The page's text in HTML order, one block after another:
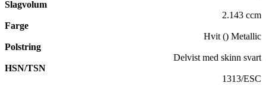
Slagvolum
2.143 ccm
Farge
Hvit () Metallic
Polstring
Delvist med skinn svart
HSN/TSN
1313/ESC